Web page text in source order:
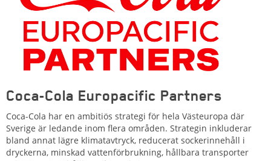
Coca-Cola Europacific Partners
Coca-Cola har en ambitiös strategi för hela Västeuropa där
Sverige är ledande inom flera områden. Strategin inkluderar
bland annat lägre klimatavtryck, reducerat sockerinnehåll i
dryckerna, minskad vattenförbrukning, hållbara transporter